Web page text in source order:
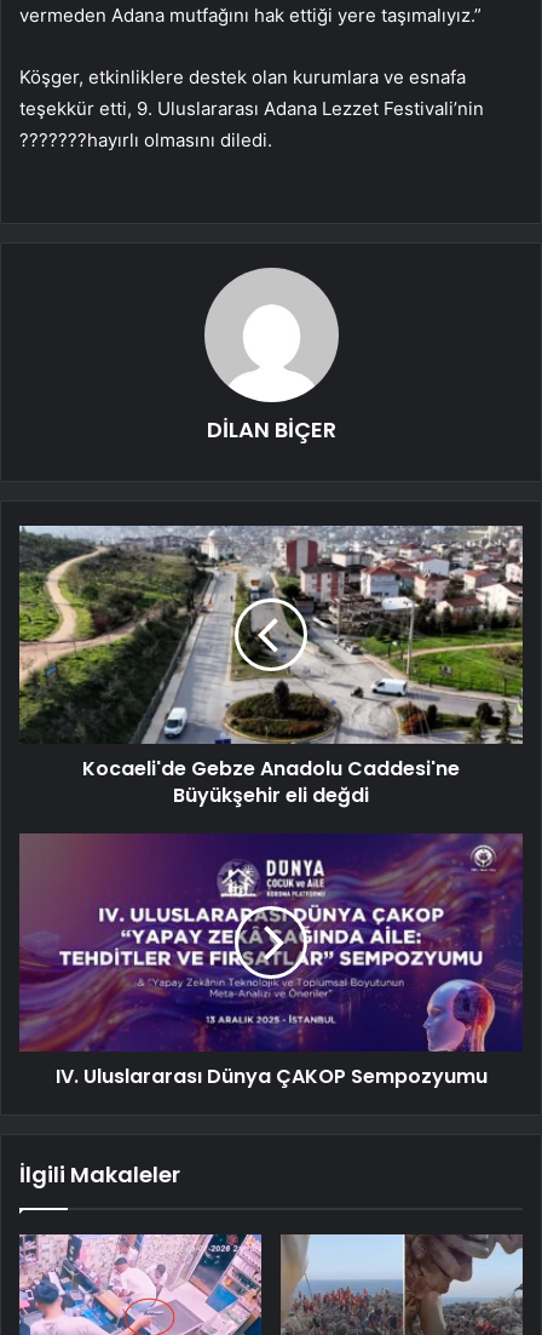
vermeden Adana mutfağını hak ettiği yere taşımalıyız.”
Köşger, etkinliklere destek olan kurumlara ve esnafa
teşekkür etti, 9. Uluslararası Adana Lezzet Festivali’nin
???????hayırlı olmasını diledi.
DİLAN BİÇER
Kocaeli'de Gebze Anadolu Caddesi'ne
Büyükşehir eli değdi
IV. Uluslararası Dünya ÇAKOP Sempozyumu
İlgili Makaleler